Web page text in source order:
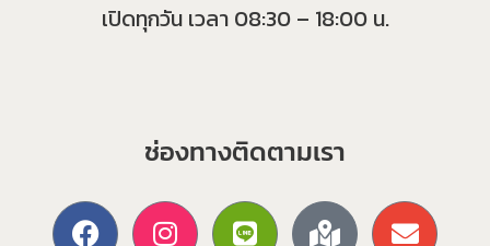
เปิดทุกวัน เวลา 08:30 – 18:00 น.
ช่องทางติดตามเรา